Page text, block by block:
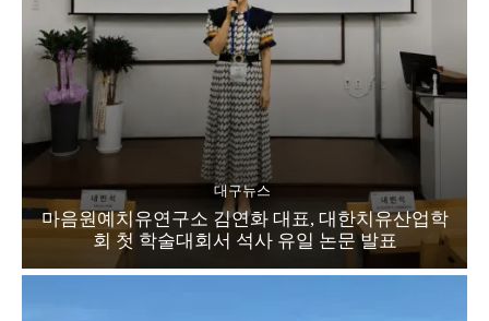
대구뉴스
마음원예치유연구소 김연화 대표, 대한치유산업학
회 첫 학술대회서 석사 유일 논문 발표